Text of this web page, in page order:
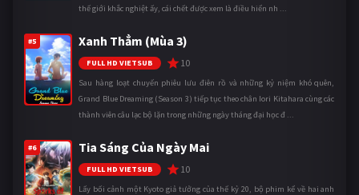
thế giới khắc nghiệt ấy, cái chết được xem là điều hiển nh ...
#5 Xanh Thẳm (Mùa 3)
FULL HD VIETSUB 10
Sau hàng loạt chuyến phiêu lưu điên rồ và những kỷ niệm khó quên,
Grand Blue Dreaming (Season 3) tiếp tục theo chân Iori Kitahara cùng các
thành viên câu lạc bộ lặn trong những ngày tháng đại học đ ...
#6 Tia Sáng Của Ngày Mai
FULL HD VIETSUB 10
Lấy bối cảnh một Kyoto giả tưởng của thế kỷ 20, bộ phim kể về hai anh